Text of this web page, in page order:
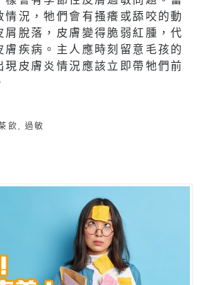
情況，牠們會有搔癢或舔咬的動
屑脫落，皮膚變得脆弱紅腫，代
膚疾病。主人應時刻留意毛孩的
現皮膚炎情況應該立即帶牠們前
飲 過敏